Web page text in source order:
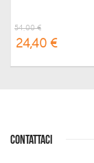
54,00 €
24,40 €
CONTATTACI